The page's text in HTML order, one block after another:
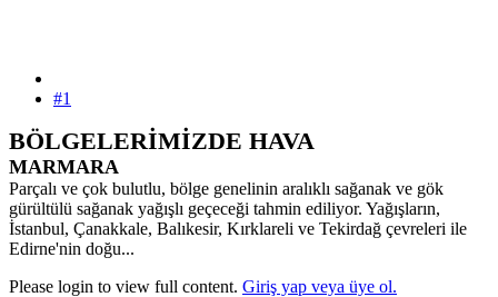
#1
BÖLGELERİMİZDE HAVA
MARMARA
Parçalı ve çok bulutlu, bölge genelinin aralıklı sağanak ve gök
gürültülü sağanak yağışlı geçeceği tahmin ediliyor. Yağışların,
İstanbul, Çanakkale, Balıkesir, Kırklareli ve Tekirdağ çevreleri ile
Edirne'nin doğu...
Please login to view full content. Giriş yap veya üye ol.